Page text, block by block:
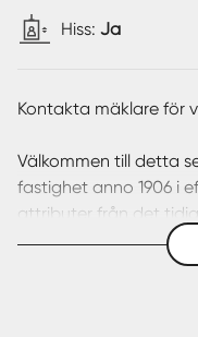
Hiss: Ja
Kontakta mäklare för
Välkommen till detta
fastighet anno 1906 i
attributer från det
fönster med djupa
takrosetter. I